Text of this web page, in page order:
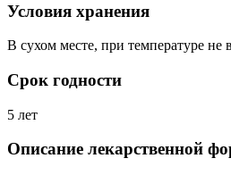
Условия хранения
В сухом месте, при температуре не
Срок годности
5 лет
Описание лекарственной